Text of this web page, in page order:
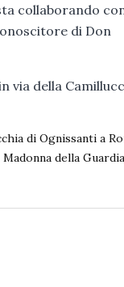
collaborando
di Don
via della
di Ognissanti a
della